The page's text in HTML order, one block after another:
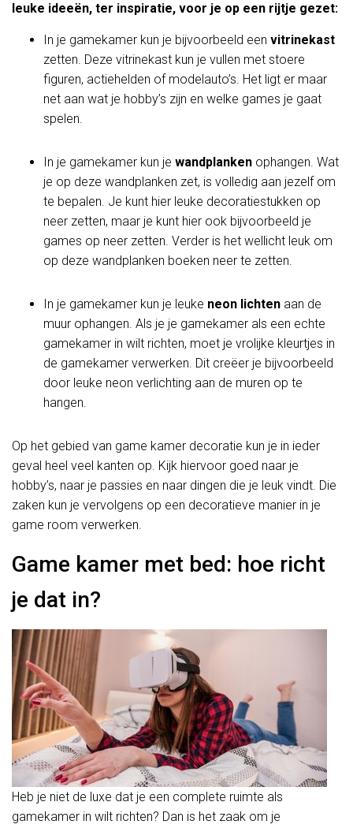
leuke ideeën, ter inspiratie, voor je op een rijtje gezet:
In je gamekamer kun je bijvoorbeeld een vitrinekast
zetten. Deze vitrinekast kun je vullen met stoere
figuren, actiehelden of modelauto’s. Het ligt er maar
net aan wat je hobby’s zijn en welke games je gaat
spelen.
In je gamekamer kun je wandplanken ophangen. Wat
je op deze wandplanken zet, is volledig aan jezelf om
te bepalen. Je kunt hier leuke decoratiestukken op
neer zetten, maar je kunt hier ook bijvoorbeeld je
games op neer zetten. Verder is het wellicht leuk om
op deze wandplanken boeken neer te zetten.
In je gamekamer kun je leuke neon lichten aan de
muur ophangen. Als je je gamekamer als een echte
gamekamer in wilt richten, moet je vrolijke kleurtjes in
de gamekamer verwerken. Dit creëer je bijvoorbeeld
door leuke neon verlichting aan de muren op te
hangen.
Op het gebied van game kamer decoratie kun je in ieder
geval heel veel kanten op. Kijk hiervoor goed naar je
hobby’s, naar je passies en naar dingen die je leuk vindt. Die
zaken kun je vervolgens op een decoratieve manier in je
game room verwerken.
Game kamer met bed: hoe richt
je dat in?
Heb je niet de luxe dat je een complete ruimte als
gamekamer in wilt richten? Dan is het zaak om je